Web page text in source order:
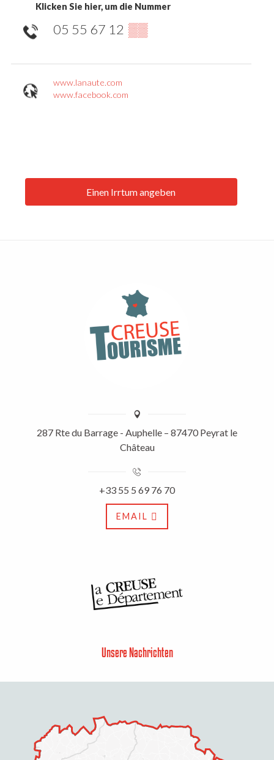
Klicken Sie hier, um die Nummer
05 55 67 12 ▒▒
www.lanaute.com
www.facebook.com
Einen Irrtum angeben
287 Rte du Barrage - Auphelle – 87470 Peyrat le
Château
+33 55 5 69 76 70
EMAIL
Unsere Nachrichten